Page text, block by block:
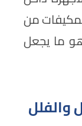
من
ما يجعل
والفلل